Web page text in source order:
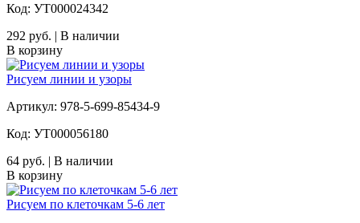
Код: УТ000024342
292 руб. | В наличии
В корзину
Рисуем линии и узоры
Артикул: 978-5-699-85434-9
Код: УТ000056180
64 руб. | В наличии
В корзину
Рисуем по клеточкам 5-6 лет